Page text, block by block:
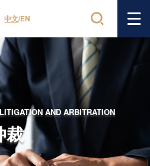
中文/EN
AND ARBITRATION
裁